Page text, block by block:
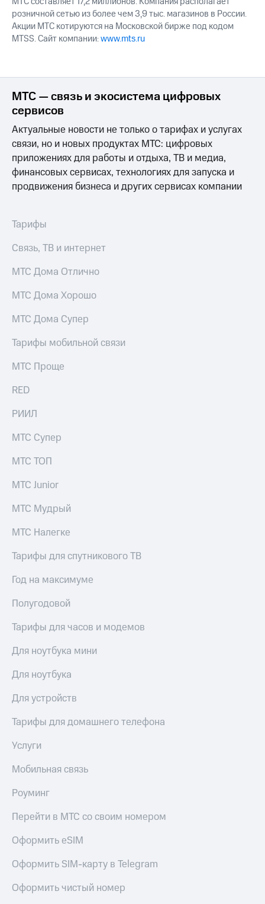
розничной сетью из более чем 3,9 тыс. магазинов в России.
Акции МТС котируются на Московской бирже под кодом
MTSS. Сайт компании:www.mts.ru
МТС — связь и экосистема цифровых
сервисов
Актуальные новости не только о тарифах и услугах
связи, но и новых продуктах МТС: цифровых
приложениях для работы и отдыха, ТВ и медиа,
финансовых сервисах, технологиях для запуска и
продвижения бизнеса и других сервисах компании
Тарифы
Связь, ТВ и интернет
МТС Дома Отлично
МТС Дома Хорошо
МТС Дома Супер
Тарифы мобильной связи
МТС Проще
RED
РИИЛ
МТС Супер
МТС ТОП
МТС Junior
МТС Мудрый
МТС Налегке
Тарифы для спутникового ТВ
Год на максимуме
Полугодовой
Тарифы для часов и модемов
Для ноутбука мини
Для ноутбука
Для устройств
Тарифы для домашнего телефона
Услуги
Мобильная связь
Роуминг
Перейти в МТС со своим номером
Оформить eSIM
Оформить SIM-карту в Telegram
Оформить чистый номер